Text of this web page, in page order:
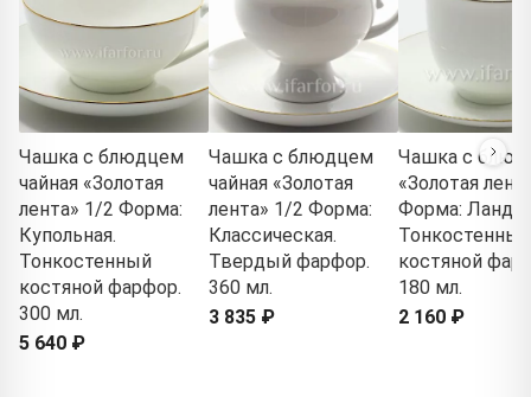
Чашка с блюдцем
чайная «Золотая
лента» 1/2 Форма:
Купольная.
Тонкостенный
костяной фарфор.
300 мл.
5 640 ₽
Чашка с блюдцем
чайная «Золотая
лента» 1/2 Форма:
Классическая.
Твердый фарфор.
360 мл.
3 835 ₽
Чашка с
«Золотая
Форма:
Тонкостенный
костяной
180 мл.
2 160 ₽